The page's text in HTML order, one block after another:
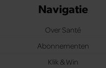
Navigatie
Over Santé
Abonnementen
Klik & Win